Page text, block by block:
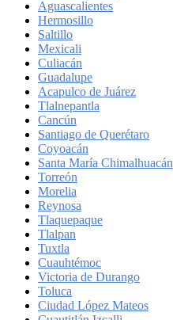
Aguascalientes
Hermosillo
Saltillo
Mexicali
Culiacán
Guadalupe
Acapulco de Juárez
Tlalnepantla
Cancún
Santiago de Querétaro
Coyoacán
Santa María Chimalhuacán
Torreón
Morelia
Reynosa
Tlaquepaque
Tlalpan
Tuxtla
Cuauhtémoc
Victoria de Durango
Toluca
Ciudad López Mateos